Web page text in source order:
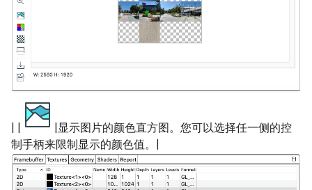
|显示图片的颜色直方图。您可以选择任一侧的控
制手柄来限制显示的颜色值。|